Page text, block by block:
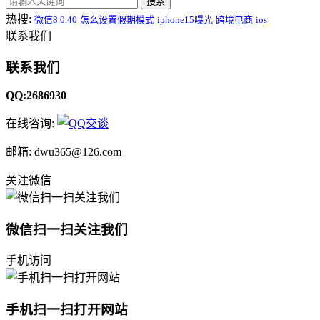
热搜: 微信8.0.40 怎么设置假期模式 iphone15曝光 跨境电商 ios
联系我们
联系我们
QQ:2686930
在线咨询:
邮箱: dwu365@126.com
关注微信
微信扫一扫关注我们
手机访问
手机扫一扫打开网站